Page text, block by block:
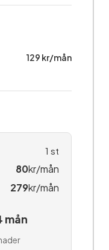
129 kr/mån
1 st
80kr/mån
279kr/mån
mån